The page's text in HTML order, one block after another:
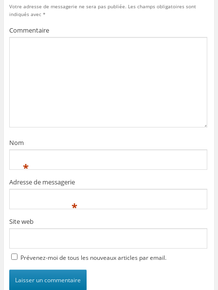
Votre adresse de messagerie ne sera pas publiée. Les champs obligatoires sont
indiqués avec *
Commentaire
Nom
*
Adresse de messagerie
*
Site web
Prévenez-moi de tous les nouveaux articles par email.